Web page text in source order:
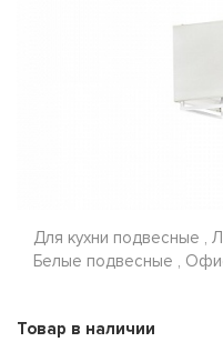
Для кухни подвесные ,
Белые подвесные ,
Товар в наличии